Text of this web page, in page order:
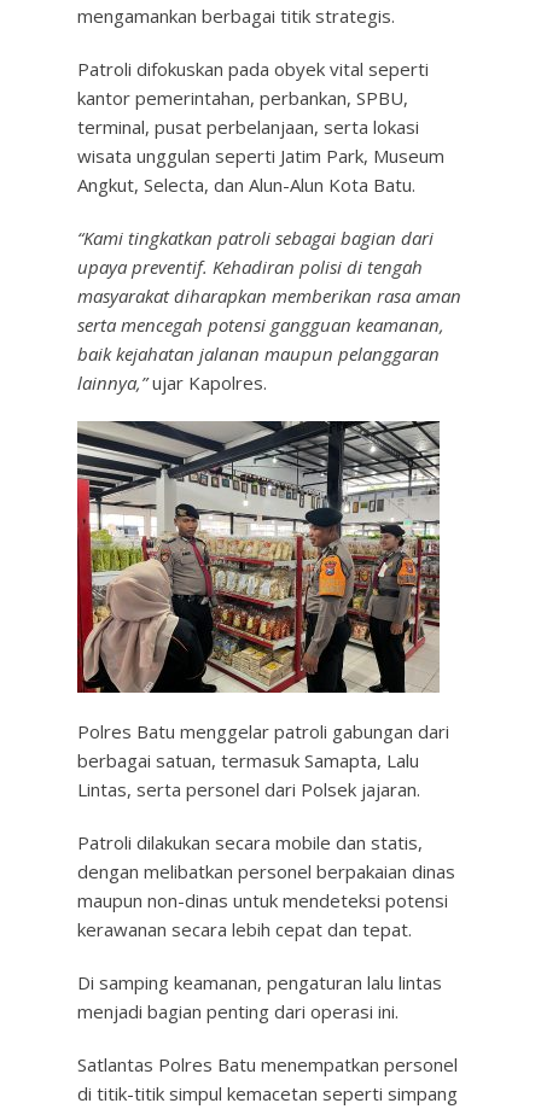
mengamankan berbagai titik strategis.
Patroli difokuskan pada obyek vital seperti
kantor pemerintahan, perbankan, SPBU,
terminal, pusat perbelanjaan, serta lokasi
wisata unggulan seperti Jatim Park, Museum
Angkut, Selecta, dan Alun-Alun Kota Batu.
“Kami tingkatkan patroli sebagai bagian dari
upaya preventif. Kehadiran polisi di tengah
masyarakat diharapkan memberikan rasa aman
serta mencegah potensi gangguan keamanan,
baik kejahatan jalanan maupun pelanggaran
lainnya,”ujar Kapolres.
Polres Batu menggelar patroli gabungan dari
berbagai satuan, termasuk Samapta, Lalu
Lintas, serta personel dari Polsek jajaran.
Patroli dilakukan secara mobile dan statis,
dengan melibatkan personel berpakaian dinas
maupun non-dinas untuk mendeteksi potensi
kerawanan secara lebih cepat dan tepat.
Di samping keamanan, pengaturan lalu lintas
menjadi bagian penting dari operasi ini.
Satlantas Polres Batu menempatkan personel
di titik-titik simpul kemacetan seperti simpang